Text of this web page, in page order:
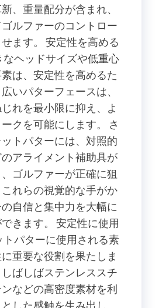
、重量配分が含まれ、
ルファーのコントロー
ます。 安定性を高める
なヘッドサイズや低重心
は、安定性を高めるた
いパターフェースは、
れを最小限に抑え、よ
クを可能にします。 さ
トパターには、対照的
アライメント補助具が
ゴルファーが正確に狙
れらの視覚的な手がか
自信と集中力を大幅に
きます。 安定性に使用
トパターに使用される素
重要な役割を果たしま
ばしばステンレススチ
などの高密度素材を利
した感触を生み出し、